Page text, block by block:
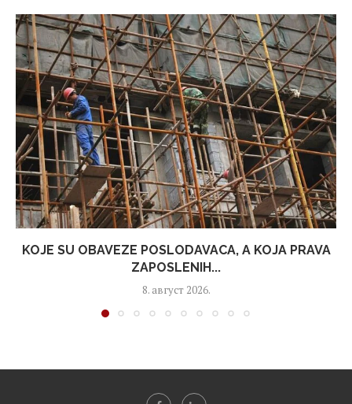
KOJE SU OBAVEZE POSLODAVACA, A KOJA PRAVA
ZAPOSLENIH...
8. август 2026.